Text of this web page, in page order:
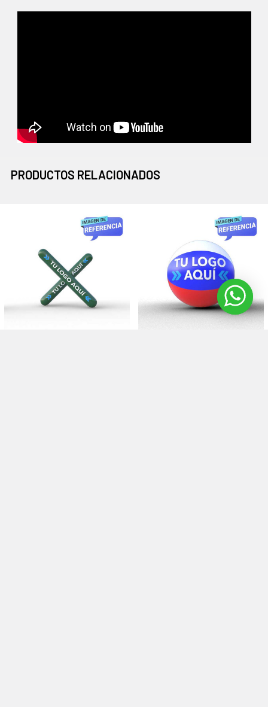
PRODUCTOS RELACIONADOS
relacionados